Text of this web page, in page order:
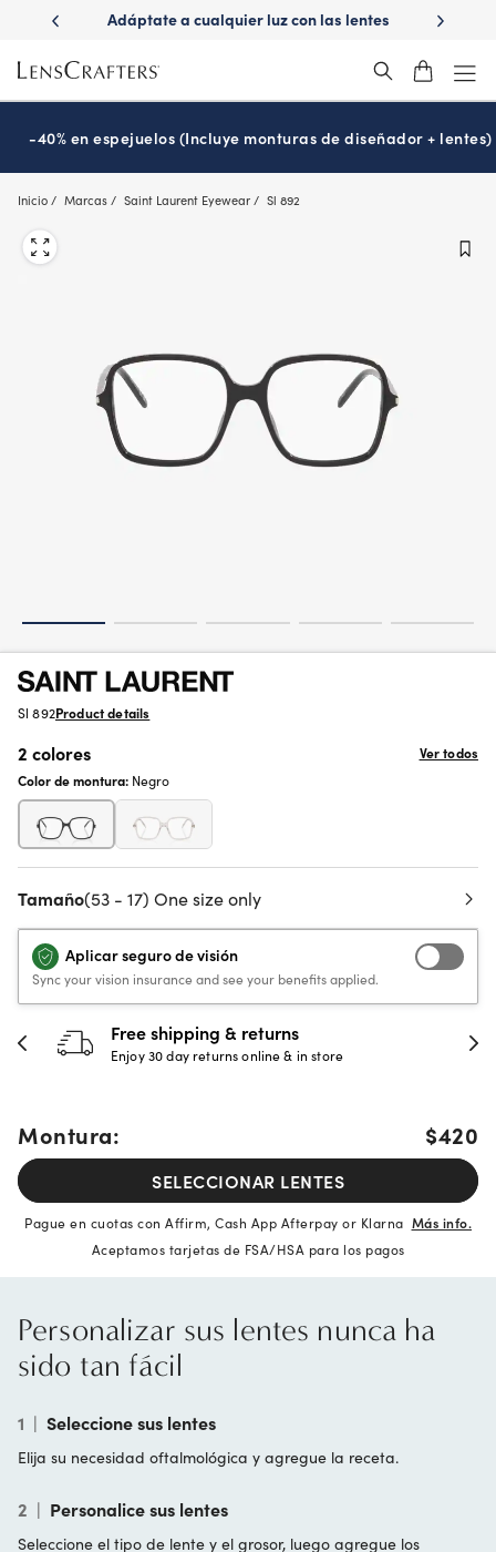
main
content
con
Adáptate a cualquier luz con las lentes
¿Es
-40% en espejuelos (Incluye monturas de diseñador + lentes)
Inicio Marcas Saint Laurent Eyewear Sl 892
Sl 892Product details
2 colores
Ver todos
Color de montura: Negro
Tamaño(53 - 17) One size only
Aplicar seguro de visión
Sync your vision insurance and see your benefits applied.
Free shipping & returns
Enjoy 30 day returns online & in store
Montura: $420
SELECCIONAR LENTES
Pague en cuotas con Affirm, Cash App Afterpay or Klarna Más info.
Aceptamos tarjetas de FSA/HSA para los pagos
Personalizar sus lentes nunca ha
sido tan fácil
1 | Seleccione sus lentes
Elija su necesidad oftalmológica y agregue la receta.
2 | Personalice sus lentes
Seleccione el tipo de lente y el grosor, luego agregue los